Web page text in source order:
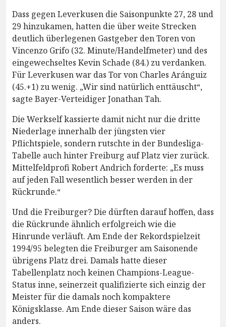
Dass gegen Leverkusen die Saisonpunkte 27, 28 und
29 hinzukamen, hatten die über weite Strecken
deutlich überlegenen Gastgeber den Toren von
Vincenzo Grifo (32. Minute/Handelfmeter) und des
eingewechseltes Kevin Schade (84.) zu verdanken.
Für Leverkusen war das Tor von Charles Aránguiz
(45.+1) zu wenig. „Wir sind natürlich enttäuscht“,
sagte Bayer-Verteidiger Jonathan Tah.
Die Werkself kassierte damit nicht nur die dritte
Niederlage innerhalb der jüngsten vier
Pflichtspiele, sondern rutschte in der Bundesliga-
Tabelle auch hinter Freiburg auf Platz vier zurück.
Mittelfeldprofi Robert Andrich forderte: „Es muss
auf jeden Fall wesentlich besser werden in der
Rückrunde.“
Und die Freiburger? Die dürften darauf hoffen, dass
die Rückrunde ähnlich erfolgreich wie die
Hinrunde verläuft. Am Ende der Rekordspielzeit
1994/95 belegten die Freiburger am Saisonende
übrigens Platz drei. Damals hatte dieser
Tabellenplatz noch keinen Champions-League-
Status inne, seinerzeit qualifizierte sich einzig der
Meister für die damals noch kompaktere
Königsklasse. Am Ende dieser Saison wäre das
anders.